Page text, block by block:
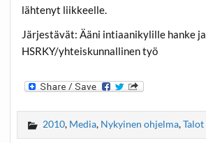
lähtenyt liikkeelle.
Järjestävät: Ääni intiaanikylille hanke ja
HSRKY/yhteiskunnallinen työ
2010, Media, Nykyinen ohjelma,Talot